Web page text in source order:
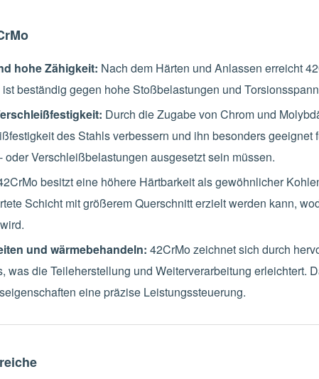
hohe Zähigkeit: Nach dem Härten und Anlassen erreicht
beständig gegen hohe Stoßbelastungen und
Durch die Zugabe von Chrom und
des Stahls verbessern und ihn besonders
oder Verschleißbelastungen ausgesetzt sein müssen.
besitzt eine höhere Härtbarkeit als gewöhnlicher
Schicht mit größerem Querschnitt erzielt werden kann,
und wärmebehandeln: 42CrMo zeichnet sich durch
was die Teileherstellung und Weiterverarbeitung erleichtert.
eine präzise Leistungssteuerung.